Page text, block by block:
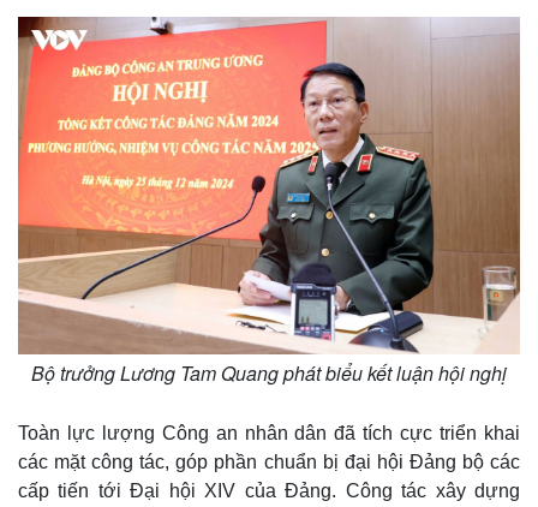
T
Bộ trưởng Lương Tam Quang phát biểu kết luận hội nghị
Toàn lực lượng Công an nhân dân đã tích cực triển khai
các mặt công tác, góp phần chuẩn bị đại hội Đảng bộ các
cấp tiến tới Đại hội XIV của Đảng. Công tác xây dựng